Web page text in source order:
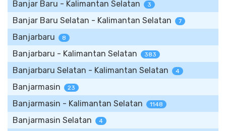
Banjar Baru - Kalimantan Selatan 3
Banjar Baru Selatan - Kalimantan Selatan 7
Banjarbaru 8
Banjarbaru - Kalimantan Selatan 383
Banjarbaru Selatan - Kalimantan Selatan 4
Banjarmasin 23
Banjarmasin - Kalimantan Selatan 1148
Banjarmasin Selatan 4